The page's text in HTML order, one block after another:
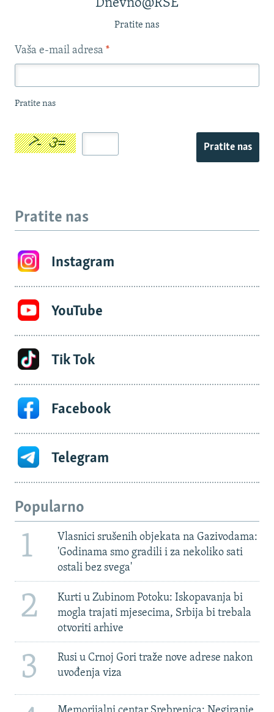
Dnevno@RSE
Pratite nas
Vaša e-mail adresa *
Pratite nas
Pratite nas
Pratite nas
Instagram
YouTube
Tik Tok
Facebook
Telegram
Popularno
1
Vlasnici srušenih objekata na Gazivodama:
'Godinama smo gradili i za nekoliko sati
ostali bez svega'
2
Kurti u Zubinom Potoku: Iskopavanja bi
mogla trajati mjesecima, Srbija bi trebala
otvoriti arhive
3
Rusi u Crnoj Gori traže nove adrese nakon
uvođenja viza